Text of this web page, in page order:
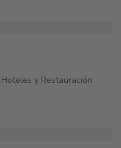
y Restauración